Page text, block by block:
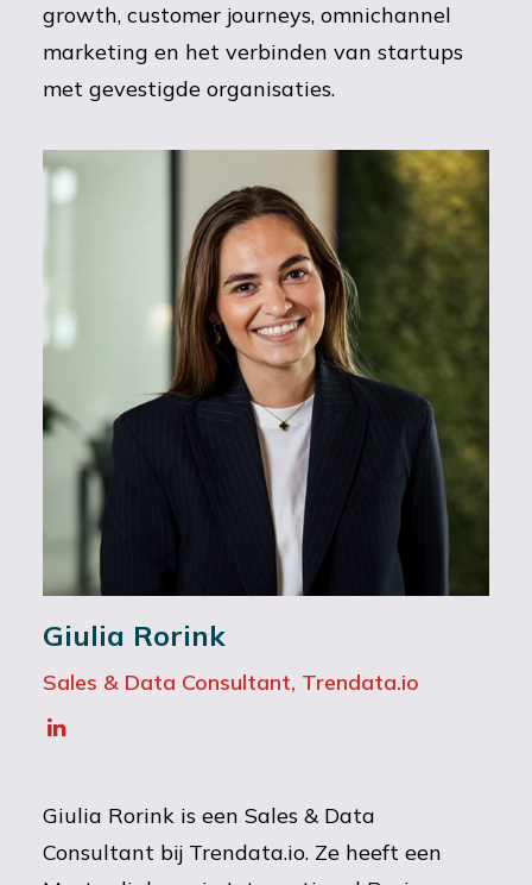
growth, customer journeys, omnichannel
marketing en het verbinden van startups
met gevestigde organisaties.
Giulia Rorink
Sales & Data Consultant, Trendata.io
Giulia Rorink is een Sales & Data
Consultant bij Trendata.io. Ze heeft een